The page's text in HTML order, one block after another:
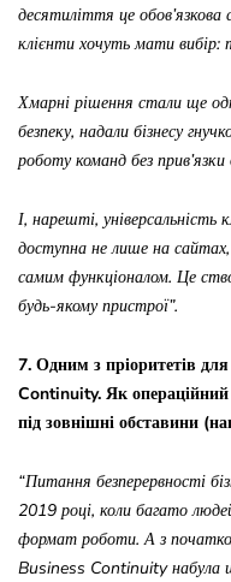
десятиліття це
клієнти хочуть мати
Хмарні рішення стали ще
безпеку, надали бізнесу
роботу команд без прив’язки
І, нарешті, універсальність
доступна не лише на
самим функціоналом. Це
будь-якому пристрої”.
7. Одним з пріоритетів
Continuity. Як операційний
під зовнішні обставини
“Питання безперервності
2019 році, коли багато
формат роботи. А з
Business Continuity набула